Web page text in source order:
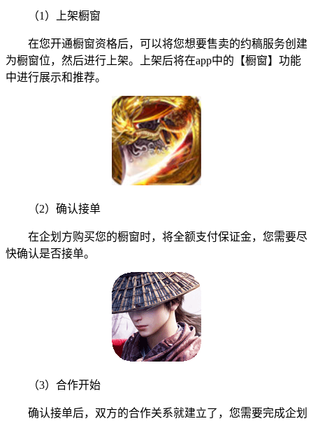
（1）上架橱窗
在您开通橱窗资格后，可以将您想要售卖的约稿服务创建
为橱窗位，然后进行上架。上架后将在app中的【橱窗】功能
中进行展示和推荐。
（2）确认接单
在企划方购买您的橱窗时，将全额支付保证金，您需要尽
快确认是否接单。
（3）合作开始
确认接单后，双方的合作关系就建立了，您需要完成企划